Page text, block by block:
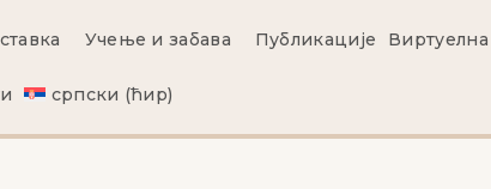
Учење и забава Публикације
српски (ћир)